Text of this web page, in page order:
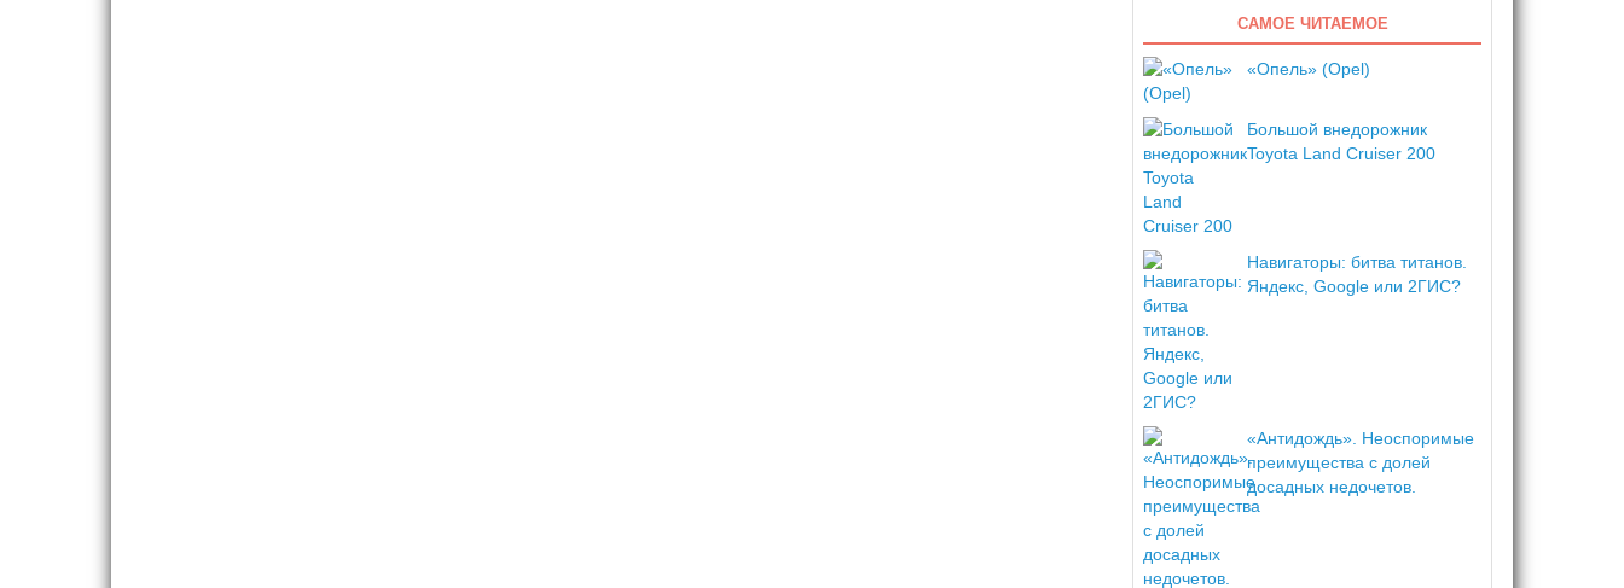
САМОЕ ЧИТАЕМОЕ
«Опель» (Opel)
Большой внедорожник
Toyota Land Cruiser 200
Навигаторы: битва титанов.
Яндекс, Google или 2ГИС?
«Антидождь». Неоспоримые
преимущества с долей
досадных недочетов.